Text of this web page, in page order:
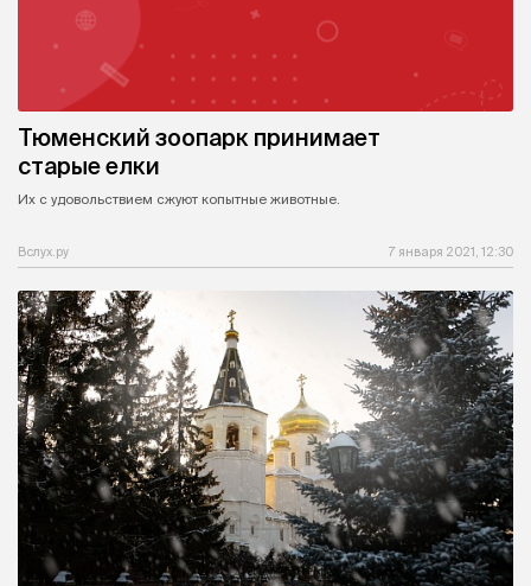
Тюменский зоопарк принимает
старые елки
Их с удовольствием сжуют копытные животные.
Вслух.ру 7 января 2021, 12:30